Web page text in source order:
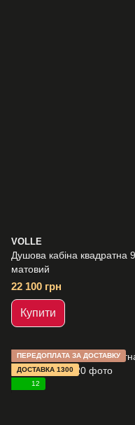
VOLLE
Душова кабіна квадратна
матовий
22 100 грн
Купити
ПЕРЕДОПЛАТА ЗА ДОСТАВКУ
ДОСТАВКА 1300
12